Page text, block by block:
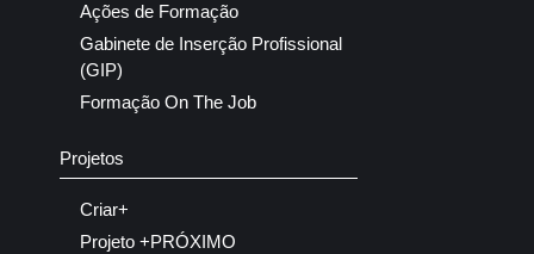
Ações de Formação
Gabinete de Inserção Profissional
(GIP)
Formação On The Job
Projetos
Criar+
Projeto +PRÓXIMO